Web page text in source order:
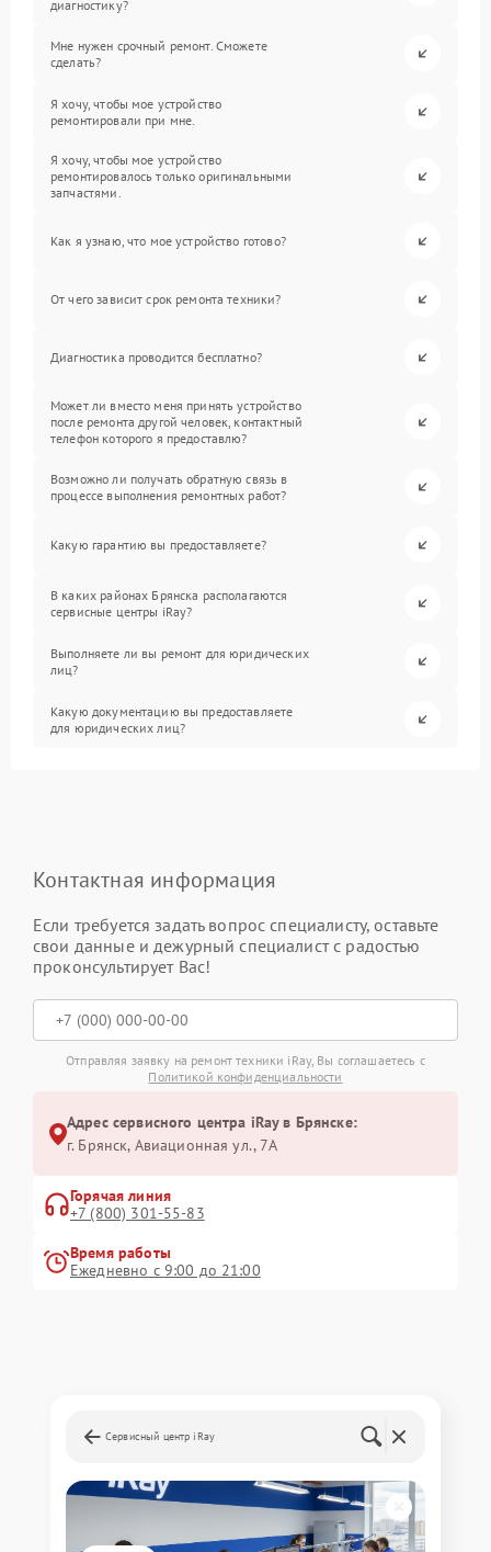
диагностику?
Мне нужен срочный ремонт. Сможете
сделать?
Я хочу, чтобы мое устройство
ремонтировали при мне.
Я хочу, чтобы мое устройство
ремонтировалось только оригинальными
запчастями.
Как я узнаю, что мое устройство готово?
От чего зависит срок ремонта техники?
Диагностика проводится бесплатно?
Может ли вместо меня принять устройство
после ремонта другой человек, контактный
телефон которого я предоставлю?
Возможно ли получать обратную связь в
процессе выполнения ремонтных работ?
Какую гарантию вы предоставляете?
В каких районах Брянска располагаются
сервисные центры iRay?
Выполняете ли вы ремонт для юридических
лиц?
Какую документацию вы предоставляете
для юридических лиц?
Контактная информация
Если требуется задать вопрос специалисту, оставьте
свои данные и дежурный специалист с радостью
проконсультирует Вас!
Отправляя заявку на ремонт техники iRay, Вы соглашаетесь с
Политикой конфиденциальности
Адрес сервисного центра iRay в Брянске:
г. Брянск, Авиационная ул., 7А
Горячая линия
+7 (800) 301-55-83
Время работы
Ежедневно с 9:00 до 21:00
Сервисный центр iRay